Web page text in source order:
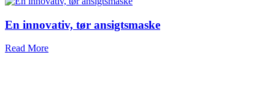
En innovativ, tør ansigtsmaske
Read More